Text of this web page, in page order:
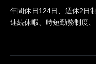
年間休日124日、週休2日
連続休暇、時短勤務制度